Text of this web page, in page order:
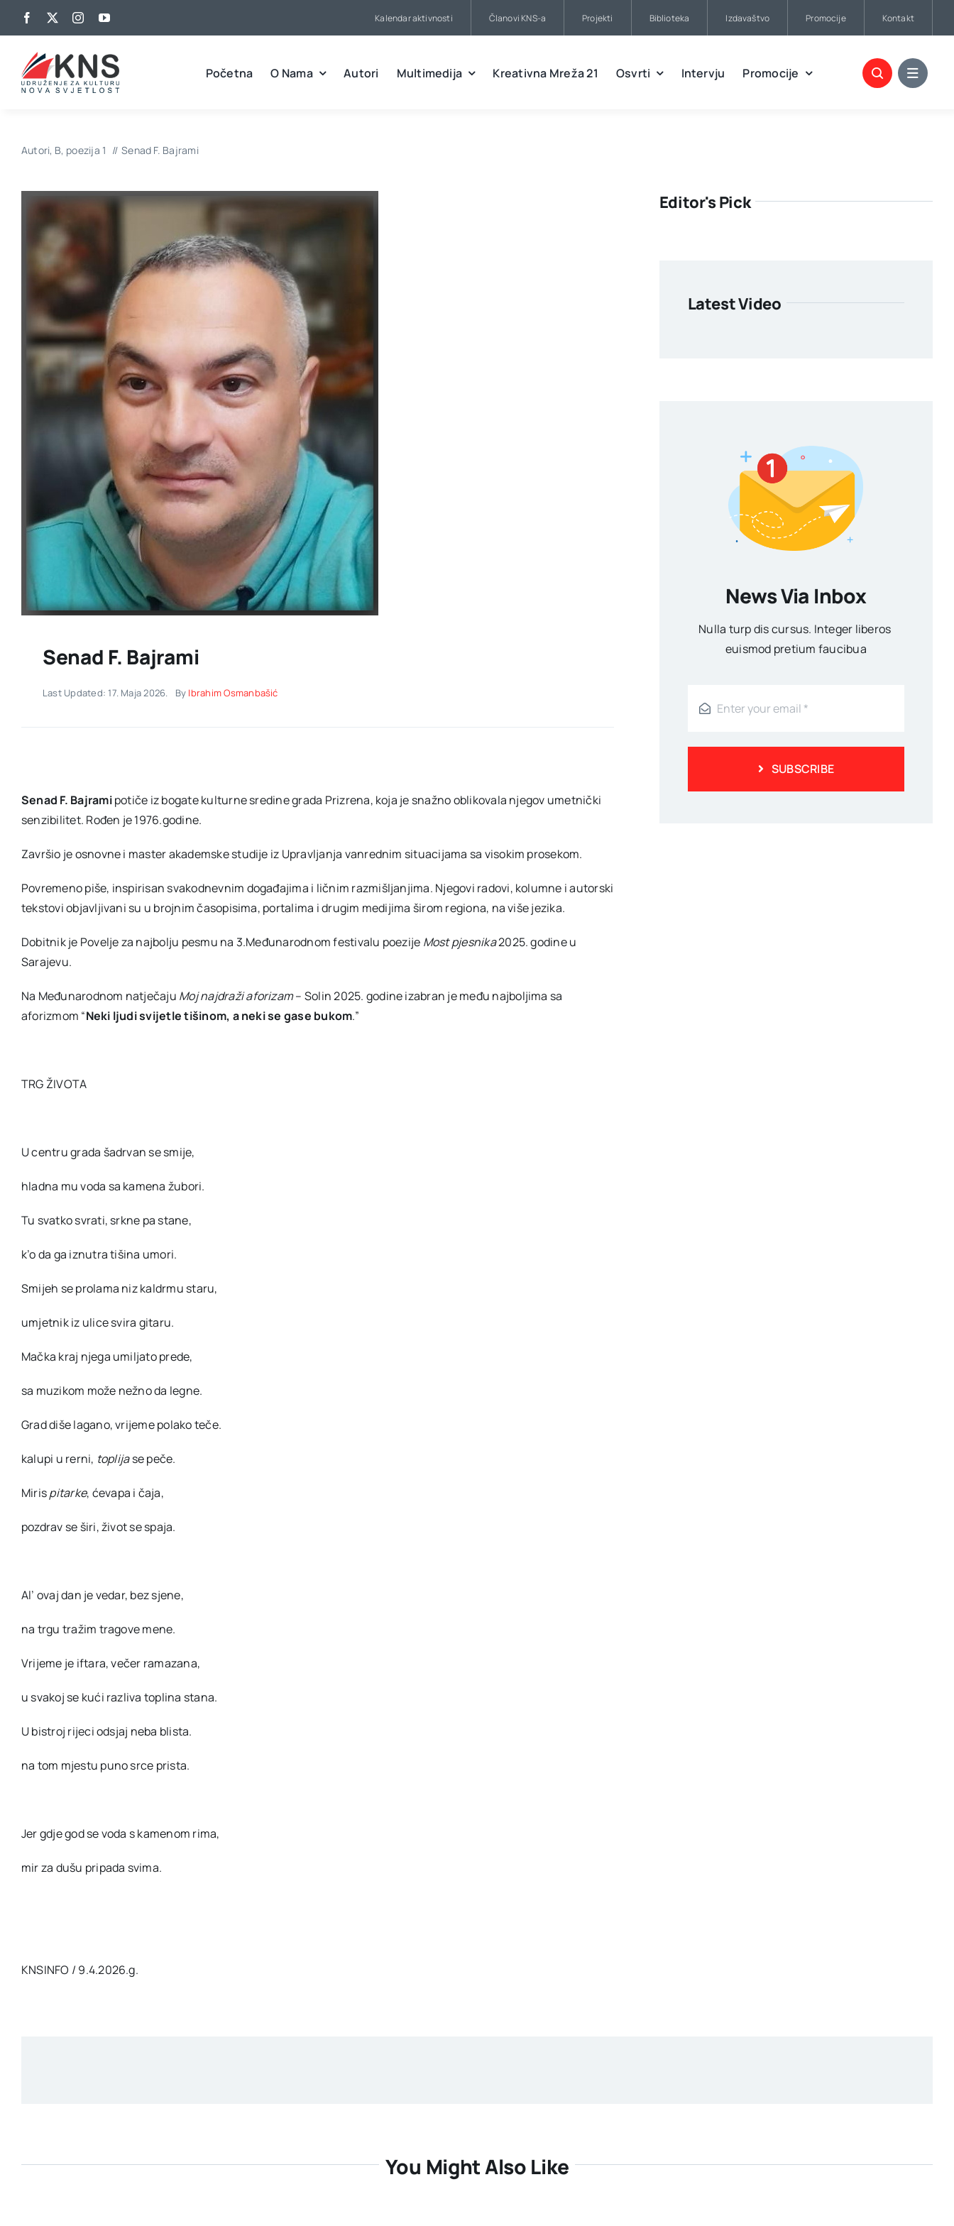
content
Kalendar aktivnosti Članovi KNS-a Projekti Biblioteka Izdavaštvo Promocije Kontakt
Početna O Nama Autori Multimedija Kreativna Mreža 21 Osvrti Intervju Promocije
Autori B poezija 1 Senad F. Bajrami
Senad F. Bajrami
Last Updated: 17. Maja 2026. By Ibrahim Osmanbašić
Senad F. Bajramipotiče iz bogate kulturne sredine grada Prizrena, koja je snažno oblikovala njegov umetnički
senzibilitet. Rođen je 1976.godine.
Završio je osnovne i master akademske studije iz Upravljanja vanrednim situacijama sa visokim prosekom.
Povremeno piše, inspirisan svakodnevnim događajima i ličnim razmišljanjima. Njegovi radovi, kolumne i autorski
tekstovi objavljivani su u brojnim časopisima, portalima i drugim medijima širom regiona, na više jezika.
Dobitnik je Povelje za najbolju pesmu na 3.Međunarodnom festivalu poezije Most pjesnika2025. godine u
Sarajevu.
Na Međunarodnom natječaju Moj najdraži aforizam– Solin 2025. godine izabran je među najboljima sa
aforizmom “Neki ljudi svijetle tišinom, a neki se gase bukom.”
TRG ŽIVOTA
U centru grada šadrvan se smije,
hladna mu voda sa kamena žubori.
Tu svatko svrati, srkne pa stane,
k’o da ga iznutra tišina umori.
Smijeh se prolama niz kaldrmu staru,
umjetnik iz ulice svira gitaru.
Mačka kraj njega umiljato prede,
sa muzikom može nežno da legne.
Grad diše lagano, vrijeme polako teče.
kalupi u rerni, toplijase peče.
Mirispitarke, ćevapa i čaja,
pozdrav se širi, život se spaja.
Al’ ovaj dan je vedar, bez sjene,
na trgu tražim tragove mene.
Vrijeme je iftara, večer ramazana,
u svakoj se kući razliva toplina stana.
U bistroj rijeci odsjaj neba blista.
na tom mjestu puno srce prista.
Jer gdje god se voda s kamenom rima,
mir za dušu pripada svima.
KNSINFO / 9.4.2026.g.
Editor's Pick
Latest Video
News Via Inbox
Nulla turp dis cursus. Integer liberos
euismod pretium faucibua
SUBSCRIBE
You Might Also Like